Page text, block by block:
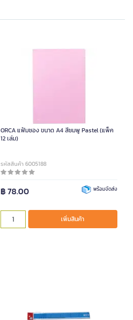
ORCA แฟ้มซอง ขนาด A4 สีชมพู Pastel (แพ็ค
12 เล่ม)
รหัสสินค้า 6005188
฿ 78.00 พร้อมจัดส่ง
เพิ่มสินค้า